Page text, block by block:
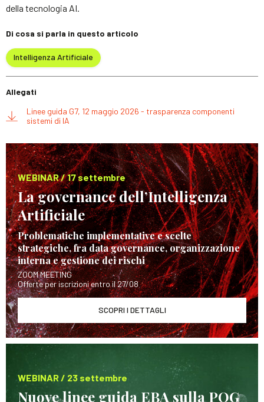
della tecnologia AI.
Di cosa si parla in questo articolo
Intelligenza Artificiale
Allegati
Linee guida G7, 12 maggio 2026 - trasparenza componenti
sistemi di IA
WEBINAR / 17 settembre
La governance dell’Intelligenza
Artificiale
Problematiche implementative e scelte
strategiche, fra data governance, organizzazione
interna e gestione dei rischi
ZOOM MEETING
Offerte per iscrizioni entro il 27/08
SCOPRI I DETTAGLI
WEBINAR / 23 settembre
Nuove linee guida EBA sulla POG